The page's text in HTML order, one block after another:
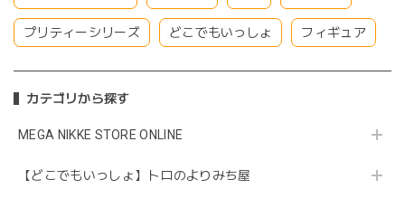
プリティーシリーズ どこでもいっしょ フィギュア
カテゴリから探す
MEGA NIKKE STORE ONLINE
【どこでもいっしょ】トロのよりみち屋